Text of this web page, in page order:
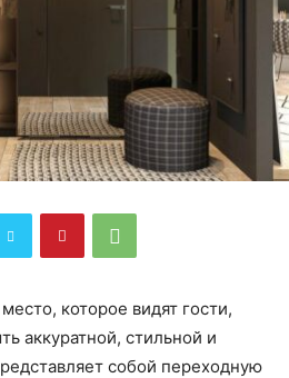
которое видят гости,
аккуратной, стильной и
собой переходную